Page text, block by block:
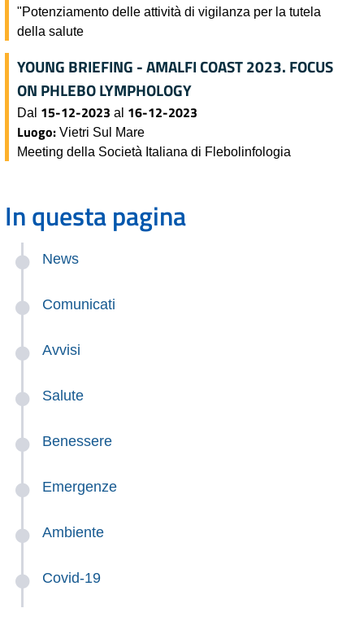
"Potenziamento delle attività di vigilanza per la tutela
della salute
YOUNG BRIEFING - AMALFI COAST 2023. FOCUS
ON PHLEBO LYMPHOLOGY
Dal 15-12-2023 al 16-12-2023
Luogo: Vietri Sul Mare
Meeting della Società Italiana di Flebolinfologia
In questa pagina
News
Comunicati
Avvisi
Salute
Benessere
Emergenze
Ambiente
Covid-19